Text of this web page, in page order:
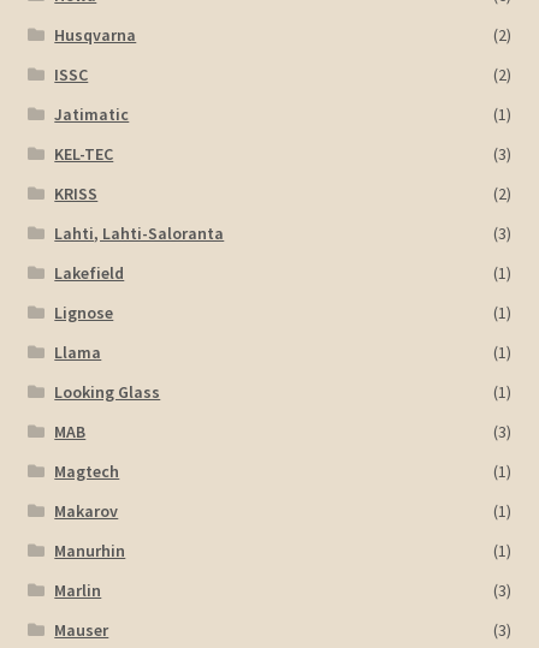
Husqvarna
(2)
ISSC
(2)
Jatimatic
(1)
KEL-TEC
(3)
KRISS
(2)
Lahti, Lahti-Saloranta
(3)
Lakefield
(1)
Lignose
(1)
Llama
(1)
Looking Glass
(1)
MAB
(3)
Magtech
(1)
Makarov
(1)
Manurhin
(1)
Marlin
(3)
Mauser
(3)